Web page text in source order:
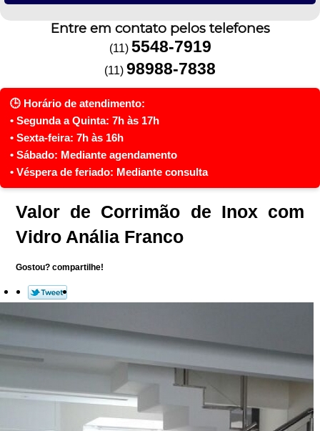
Entre em contato pelos telefones
(11) 5548-7919
(11) 98988-7838
Valor de Corrimão de Inox com
Vidro Anália Franco
Gostou? compartilhe!